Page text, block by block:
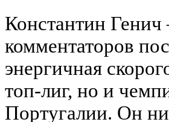
Константин
комментаторов
энергичная
топ-лиг, но и
Португалии. Он